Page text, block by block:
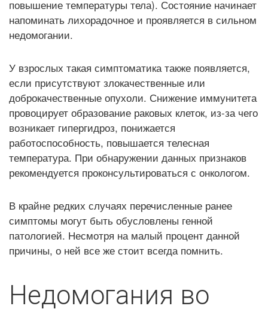
повышение температуры тела). Состояние начинает
напоминать лихорадочное и проявляется в сильном
недомогании.
У взрослых такая симптоматика также появляется,
если присутствуют злокачественные или
доброкачественные опухоли. Снижение иммунитета
провоцирует образование раковых клеток, из-за чего
возникает гипергидроз, понижается
работоспособность, повышается телесная
температура. При обнаружении данных признаков
рекомендуется проконсультироваться с онкологом.
В крайне редких случаях перечисленные ранее
симптомы могут быть обусловлены генной
патологией. Несмотря на малый процент данной
причины, о ней все же стоит всегда помнить.
Недомогания во